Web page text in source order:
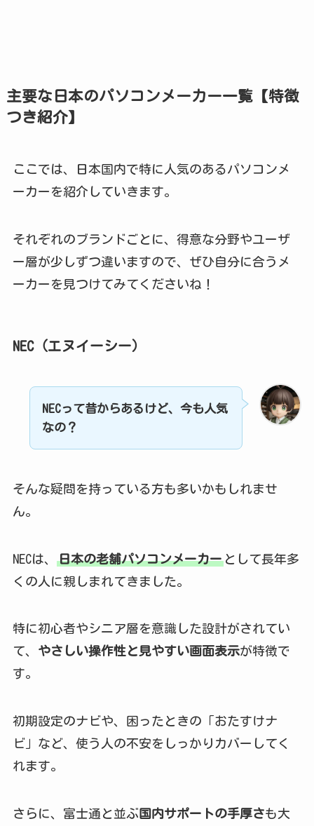
主要な日本のパソコンメーカー一覧【特徴
つき紹介】
ここでは、日本国内で特に人気のあるパソコンメ
ーカーを紹介していきます。
それぞれのブランドごとに、得意な分野やユーザ
ー層が少しずつ違いますので、ぜひ自分に合うメ
ーカーを見つけてみてくださいね！
NEC（エヌイーシー）
NECって昔からあるけど、今も人気
なの？
そんな疑問を持っている方も多いかもしれませ
ん。
NECは、 日本の老舗パソコンメーカーとして長年多
くの人に親しまれてきました。
特に初心者やシニア層を意識した設計がされてい
て、 やさしい操作性と見やすい画面表示が特徴で
す。
初期設定のナビや、困ったときの「おたすけナ
ビ」など、使う人の不安をしっかりカバーしてく
れます。
さらに、富士通と並ぶ国内サポートの手厚さも大